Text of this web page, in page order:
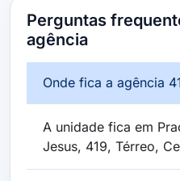
Perguntas
agência
Onde fica a agência
A unidade fica em
Jesus, 419, Térreo,